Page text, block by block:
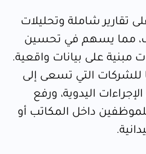
تقارير شاملة وتحليلات
مما يسهم في تحسين
مبنية على بيانات واقعية.
للشركات التي تسعى إلى
اليدوية، ورفع
داخل المكاتب أو